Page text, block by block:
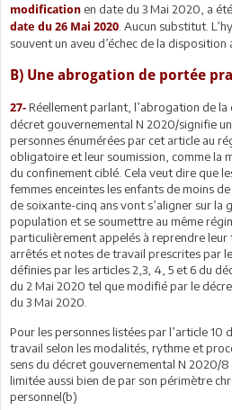
modification en date du 3 Mai 2020, a été
date du 26 Mai 2020 . Aucun substitut.
souvent un aveu d’échec de la disposition
B) Une abrogation de portée
27- Réellement parlant, l’abrogation de la
décret gouvernemental N 2020/signifie
personnes énumérées par cet article au
obligatoire et leur soumission, comme la
du confinement ciblé. Cela veut dire que
femmes enceintes les enfants de moins
de soixante-cinq ans vont s’aligner sur la
population et se soumettre au même
particulièrement appelés à reprendre
arrêtés et notes de travail prescrites par
définies par les articles 2,3, 4, 5 et 6 du
du 2 Mai 2020 tel que modifié par le
du 3 Mai 2020.
Pour les personnes listées par l’article 10
travail selon les modalités, rythme et
sens du décret gouvernemental N 2020/
limitée aussi bien de par son périmètre
personnel(b)